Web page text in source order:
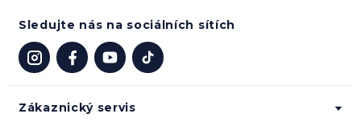
Zákaznický servis
Sledujte nás na sociálních sítích